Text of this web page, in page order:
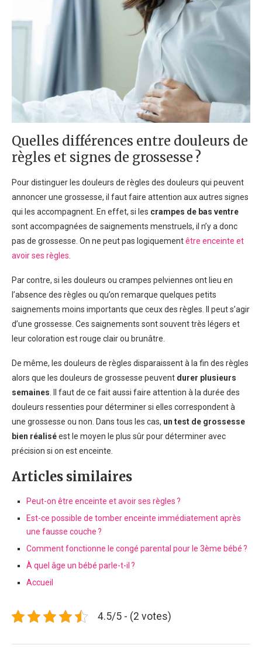
Quelles différences entre douleurs de
règles et signes de grossesse ?
Pour distinguer les douleurs de règles des douleurs qui peuvent
annoncer une grossesse, il faut faire attention aux autres signes
qui les accompagnent. En effet, si les crampes de bas ventre
sont accompagnées de saignements menstruels, il n’y a donc
pas de grossesse. On ne peut pas logiquementêtre enceinte et
avoir ses règles
Par contre, si les douleurs ou crampes pelviennes ont lieu en
l’absence des règles ou qu’on remarque quelques petits
saignements moins importants que ceux des règles. Il peut s’agir
d’une grossesse. Ces saignements sont souvent très légers et
leur coloration est rouge clair ou brunâtre.
De même, les douleurs de règles disparaissent à la fin des règles
alors que les douleurs de grossesse peuvent durer plusieurs
semaines . Il faut de ce fait aussi faire attention à la durée des
douleurs ressenties pour déterminer si elles correspondent à
une grossesse ou non. Dans tous les cas, un test de grossesse
bien réaliséest le moyen le plus sûr pour déterminer avec
précision si on est enceinte.
Articles similaires
Peut-on être enceinte et avoir ses règles ?
Est-ce possible de tomber enceinte immédiatement après
une fausse couche ?
Comment fonctionne le congé parental pour le 3ème bébé ?
À quel âge un bébé parle-t-il ?
Accueil
4.5/5 - (2 votes)